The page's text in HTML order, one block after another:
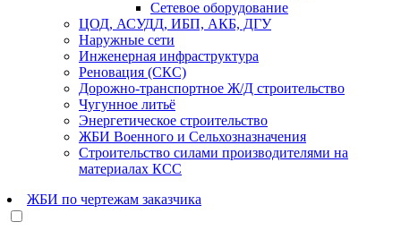
Сетевое оборудование
ЦОД, АСУДД, ИБП, АКБ, ДГУ
Наружные сети
Инженерная инфраструктура
Реновация (СКС)
Дорожно-транспортное Ж/Д строительство
Чугунное литьё
Энергетическое строительство
ЖБИ Военного и Сельхозназначения
Строительство силами производителями на
материалах КСС
ЖБИ по чертежам заказчика